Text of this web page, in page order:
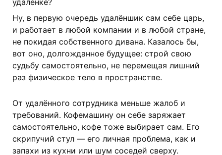
удаленке?
Ну, в первую очередь удалёншик сам себе царь,
и работает в любой компании и в любой стране,
не покидая собственного дивана. Казалось бы,
вот оно, долгожданное будущее: строй свою
судьбу самостоятельно, не перемещая лишний
раз физическое тело в пространстве.
От удалённого сотрудника меньше жалоб и
требований. Кофемашину он себе заряжает
самостоятельно, кофе тоже выбирает сам. Его
скрипучий стул — его личная проблема, как и
запахи из кухни или шум соседей сверху.